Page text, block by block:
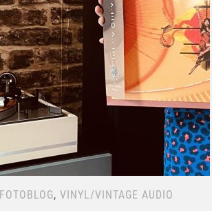
FOTOBLOG, VINYL/VINTAGE AUDIO